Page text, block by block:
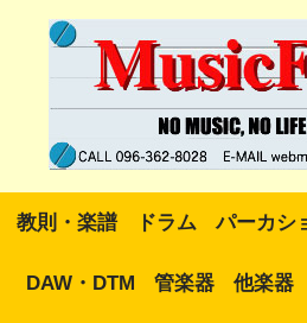
教則・楽譜 ドラム パーカシ
DAW・DTM 管楽器 他楽器